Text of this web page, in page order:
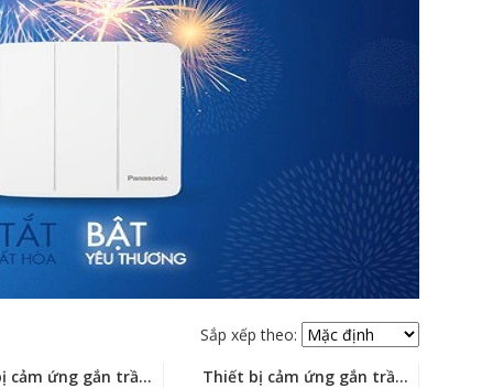
Sắp xếp theo:
Thiết bị cảm ứng gắn trần - cảm biến góc rộng (loại nổi) - WTKF337107-VN Thiết bị cảm ứng gắn trần (loại âm trần, cụm sensor chính) - WTKF24816-VN